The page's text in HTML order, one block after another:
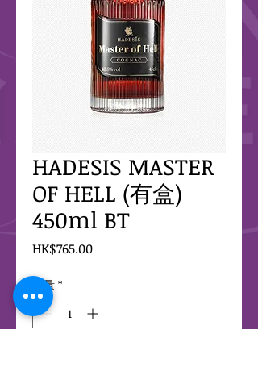
HADESIS MASTER
OF HELL (有盒)
450ml BT
HK$765.00價
數量 *